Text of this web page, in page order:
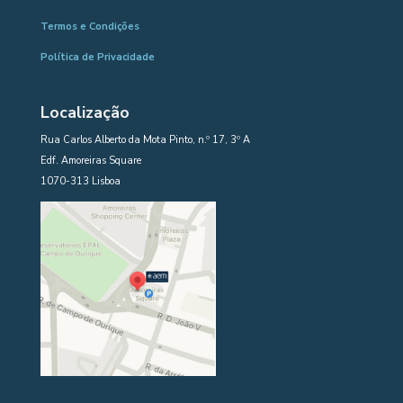
Termos e Condições
Política de Privacidade
Localização
Rua Carlos Alberto da Mota Pinto, n.º 17, 3º A
Edf. Amoreiras Square
1070-313 Lisboa